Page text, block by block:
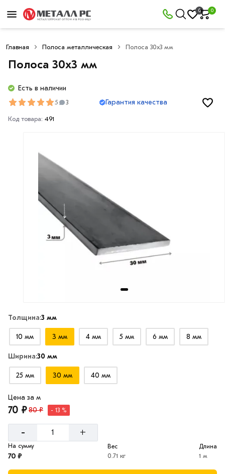
0 0
Главная Полоса металлическая Полоса 30х3 мм
Полоса 30х3 мм
Есть в наличии
5 3 Гарантия качества
Код товара: 491
Толщина:3 мм
10 мм 3 мм 4 мм 5 мм 6 мм 8 мм
Ширина:30 мм
25 мм 30 мм 40 мм
Цена за м
70 ₽80 ₽ - 13 %
- +
На сумму
70 ₽
Вес
0.71 кг
Длина
1 м